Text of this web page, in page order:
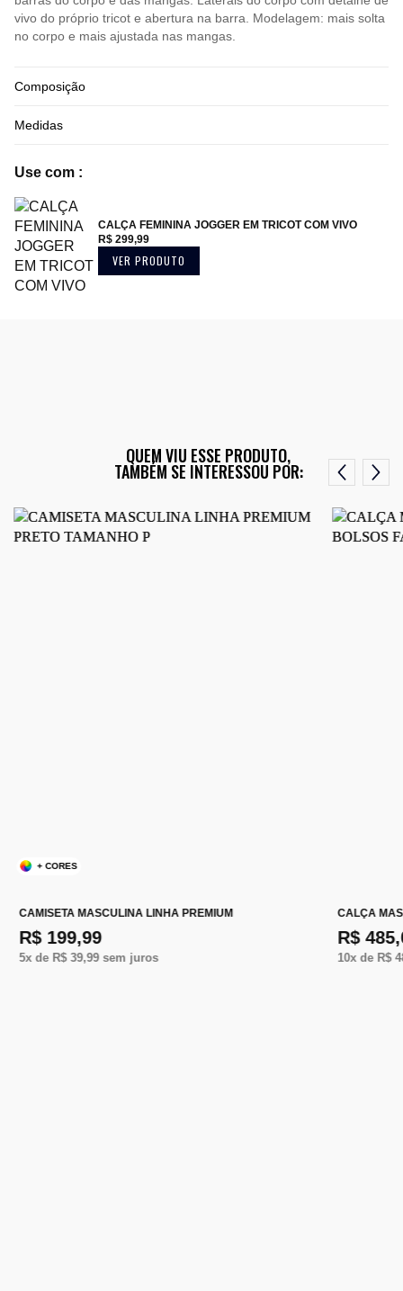
vivo do próprio tricot e abertura na barra. Modelagem: mais solta
no corpo e mais ajustada nas mangas.
Composição
Medidas
Use com :
CALÇA FEMININA JOGGER EM TRICOT COM VIVO
R$ 299,99
VER PRODUTO
QUEM VIU ESSE PRODUTO,
TAMBÉM SE INTERESSOU POR:
+ CORES
CAMISETA MASCULINA LINHA PREMIUM
R$ 199,99
5x de R$ 39,99sem juros
CALÇA
R$
10x de R$